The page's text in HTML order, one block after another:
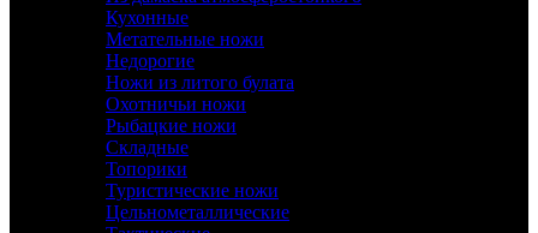
Кухонные
Метательные ножи
Недорогие
Ножи из литого булата
Охотничьи ножи
Рыбацкие ножи
Складные
Топорики
Туристические ножи
Цельнометаллические